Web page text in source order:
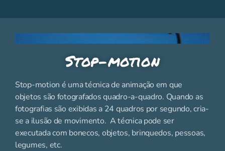
Stop-motion
Stop-motion é uma técnica de animação em que
objetos são fotografados quadro-a-quadro. Quando as
fotografias são exibidas a 24 quadros por segundo, cria-
se a ilusão de movimento. A técnica pode ser
executada com bonecos, objetos, brinquedos, pessoas,
legumes, etc.